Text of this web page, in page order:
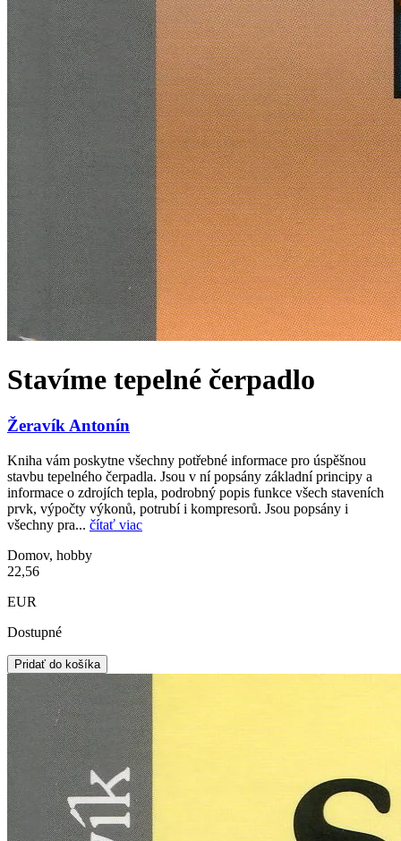
Stavíme tepelné čerpadlo
Žeravík Antonín
Kniha vám poskytne všechny potřebné informace pro úspěšnou
stavbu tepelného čerpadla. Jsou v ní popsány základní principy a
informace o zdrojích tepla, podrobný popis funkce všech staveních
prvk, výpočty výkonů, potrubí i kompresorů. Jsou popsány i
všechny pra... čítať viac
Domov, hobby
22,56
EUR
Dostupné
Pridať do košíka